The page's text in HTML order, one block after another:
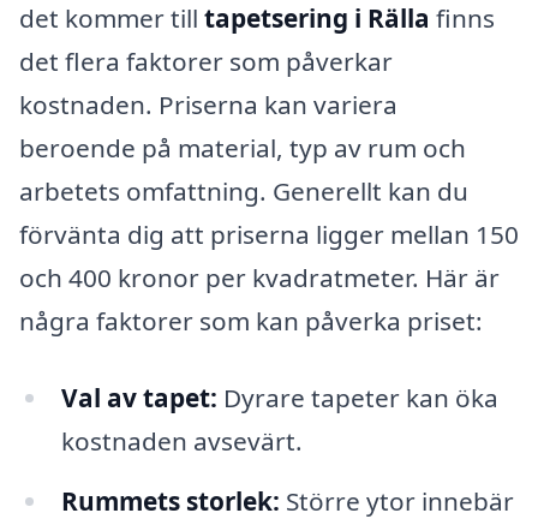
det kommer till tapetsering i Rälla finns
det flera faktorer som påverkar
kostnaden. Priserna kan variera
beroende på material, typ av rum och
arbetets omfattning. Generellt kan du
förvänta dig att priserna ligger mellan 150
och 400 kronor per kvadratmeter. Här är
några faktorer som kan påverka priset:
Val av tapet: Dyrare tapeter kan öka
kostnaden avsevärt.
Rummets storlek: Större ytor innebär